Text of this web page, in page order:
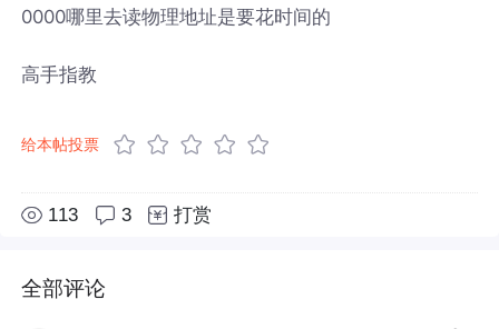
0000哪里去读物理地址是要花时间的
高手指教
给本帖投票
113 3 打赏
全部评论